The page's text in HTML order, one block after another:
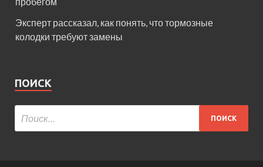
Эксперт рассказал, как понять, что тормозные
колодки требуют замены
ПОИСК